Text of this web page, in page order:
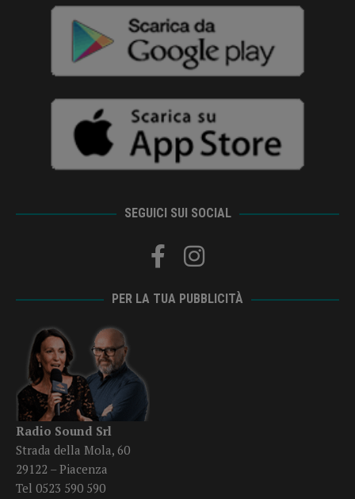
SEGUICI SUI SOCIAL
PER LA TUA PUBBLICITÀ
Radio Sound Srl
Strada della Mola, 60
29122 – Piacenza
Tel 0523 590 590